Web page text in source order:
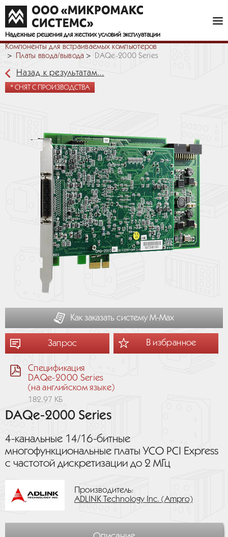
Надежные решения для жестких условий эксплуатации
Компоненты для встраиваемых компьютеров
Платы ввода/вывода
DAQe-2000 Series
Назад к результатам...
* СНЯТ С ПРОИЗВОДСТВА
Как заказать систему М-Мах
Запрос В избранное
Спецификация
DAQe-2000 Series
(на английском языке)
182.97 КБ
DAQe-2000 Series
4-канальные 14/16-битные
многофункциональные платы УСО PCI Express
с частотой дискретизации до 2 МГц
Производитель:
ADLINK Technology Inc. (Ampro)